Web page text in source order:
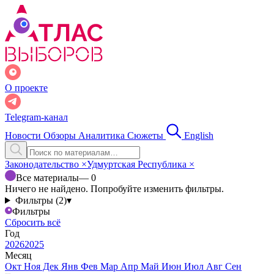
О проекте
Telegram-канал
Новости Обзоры Аналитика Сюжеты English
Законодательство ×Удмуртская Республика ×
Все материалы— 0
Ничего не найдено. Попробуйте изменить фильтры.
Фильтры (2)▾
Фильтры
Сбросить всё
Год
20262025
Месяц
Окт Ноя Дек Янв Фев Мар Апр Май Июн Июл Авг Сен